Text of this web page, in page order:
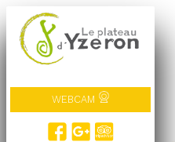
WEBCAM